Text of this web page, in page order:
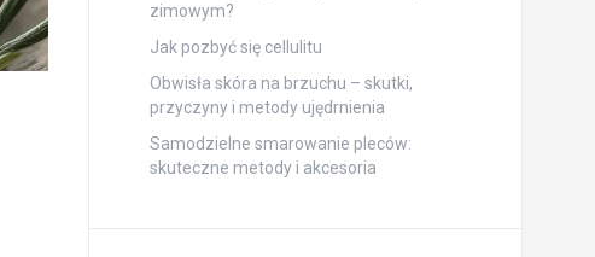
zimowym?
Jak pozbyć się cellulitu
Obwisła skóra na brzuchu – skutki,
przyczyny i metody ujędrnienia
Samodzielne smarowanie pleców:
skuteczne metody i akcesoria